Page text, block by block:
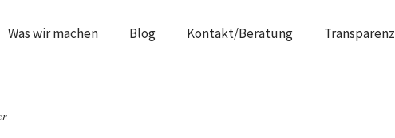
Was wir machen Blog Kontakt/Beratung Transparenz